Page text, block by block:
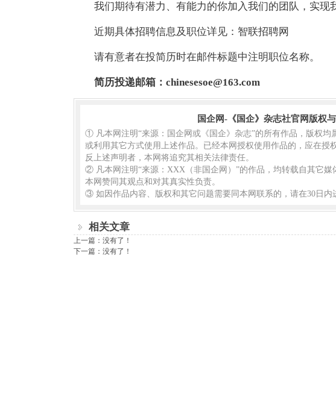
我们期待有潜力、有能力的你加入我们的团队，实现
近期具体招聘信息及职位详见：智联招聘网
请有意者在投简历时在邮件标题中注明职位名称。
简历投递邮箱： chinesesoe@163.com
国企网-《国企》杂志社官网版权
① 凡本网注明“来源：国企网或《国企》杂志”的所有作品，版权均
或利用其它方式使用上述作品。已经本网授权使用作品的，应在授
反上述声明者，本网将追究其相关法律责任。
② 凡本网注明“来源：XXX（非国企网）”的作品，均转载自其它
本网赞同其观点和对其真实性负责。
③ 如因作品内容、版权和其它问题需要同本网联系的，请在30日内
相关文章
上一篇：没有了！
下一篇：没有了！